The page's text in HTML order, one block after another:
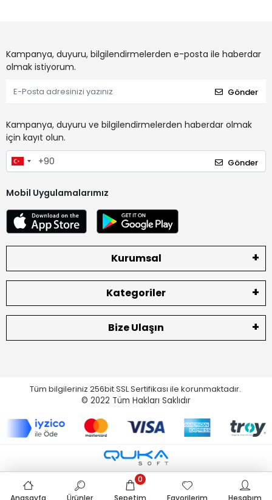
Kampanya, duyuru, bilgilendirmelerden e-posta ile haberdar
olmak istiyorum.
Gönder
Kampanya, duyuru ve bilgilendirmelerden haberdar olmak
için kayıt olun.
Gönder
Mobil Uygulamalarımız
Kurumsal
Kategoriler
Bize Ulaşın
Tüm bilgileriniz 256bit SSL Sertifikası ile korunmaktadır.
© 2022 Tüm Hakları Saklıdır
Anasayfa Ürünler Sepetim
0
Favorilerim
Hesabım